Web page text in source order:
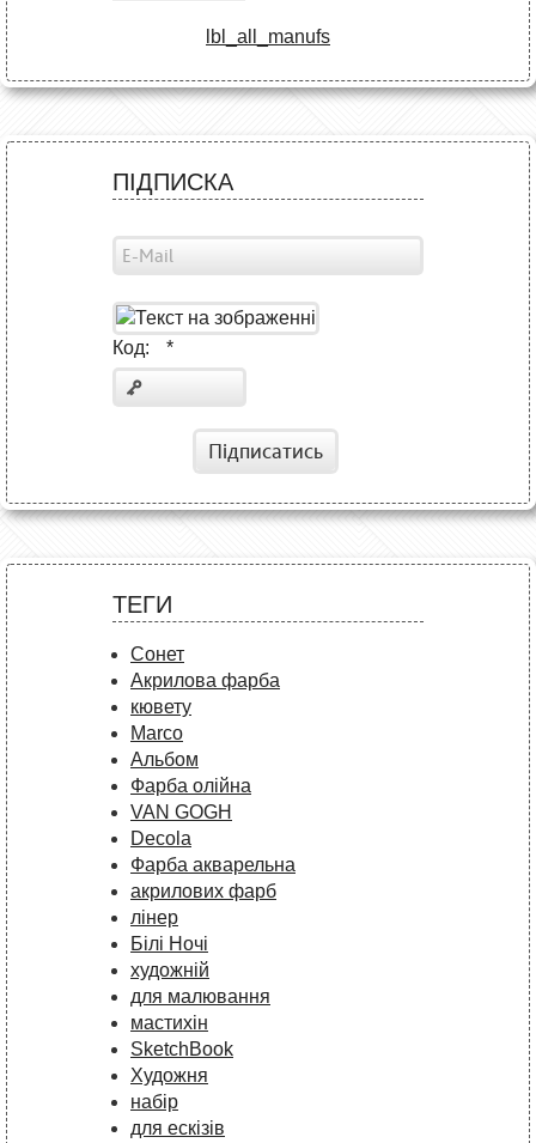
lbl_all_manufs
ПІДПИСКА
Код: *
Підписатись
ТЕГИ
Сонет
Акрилова фарба
кювету
Marco
Альбом
Фарба олійна
VAN GOGH
Decola
Фарба акварельна
акрилових фарб
лінер
Білі Ночі
художній
для малювання
мастихін
SketchBook
Художня
набір
для ескізів